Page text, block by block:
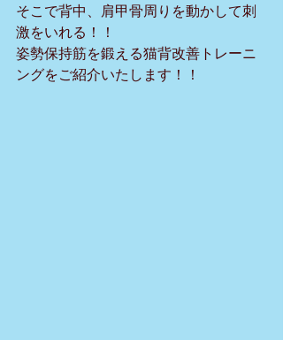
そこで背中、肩甲骨周りを動かして刺
激をいれる！！
姿勢保持筋を鍛える猫背改善トレーニ
ングをご紹介いたします！！